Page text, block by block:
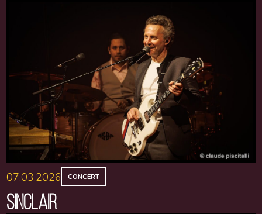
07.03.2026 CONCERT
SINCLAIR